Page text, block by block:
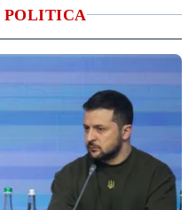
POLITICA